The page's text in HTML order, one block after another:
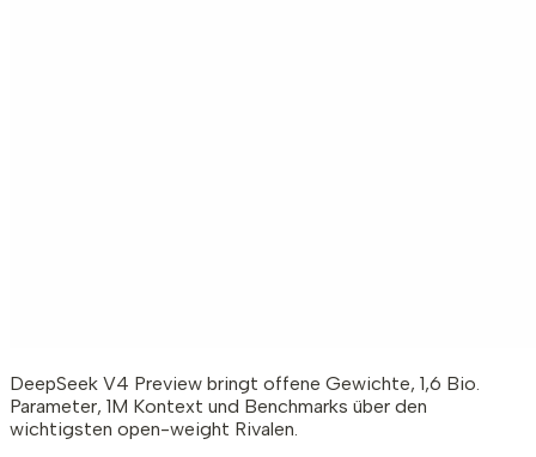
DeepSeek V4 Preview bringt offene Gewichte, 1,6 Bio.
Parameter, 1M Kontext und Benchmarks über den
wichtigsten open-weight Rivalen.